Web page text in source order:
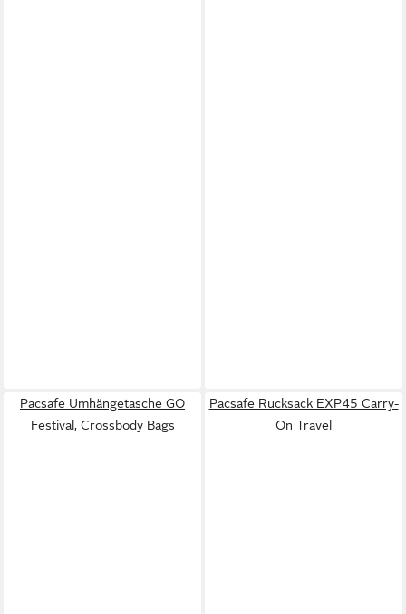
Pacsafe Umhängetasche GO
Festival, Crossbody Bags
Pacsafe Rucksack EXP45 Carry-
On Travel